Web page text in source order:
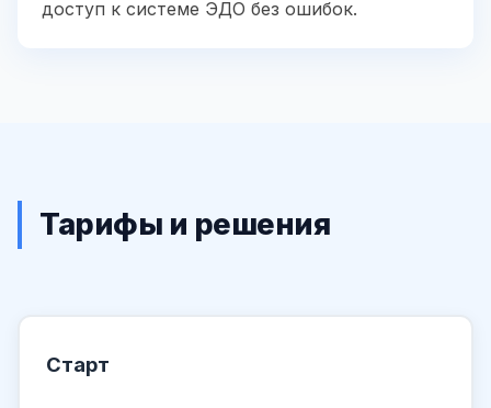
доступ к системе ЭДО без ошибок.
Тарифы и решения
Старт